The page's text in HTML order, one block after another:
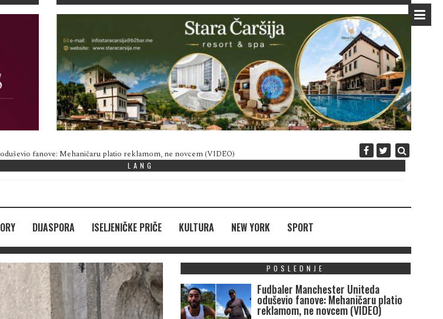
fanove: Mehaničaru platio reklamom, ne novcem (VIDEO) Diplomatija po
LANG
DIJASPORA ISELJENIČKE PRIČE KULTURA NEW YORK SPORT
POSLEDNJE
Fudbaler Manchester Uniteda
oduševio fanove: Mehaničaru platio
reklamom, ne novcem (VIDEO)